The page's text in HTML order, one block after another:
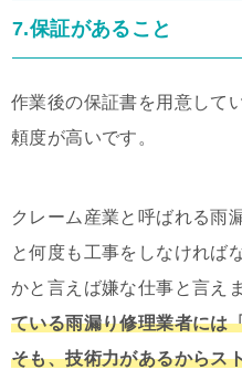
7.保証があること
作業後の保証書を用意して
頼度が高いです。
クレーム産業と呼ばれる雨
と何度も工事をしなければ
かと言えば嫌な仕事と言え
ている雨漏り修理業者には
そも、技術力があるからス